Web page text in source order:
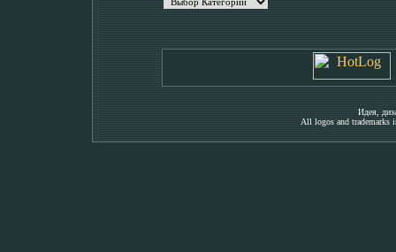
Идея,
All logos and trademarks